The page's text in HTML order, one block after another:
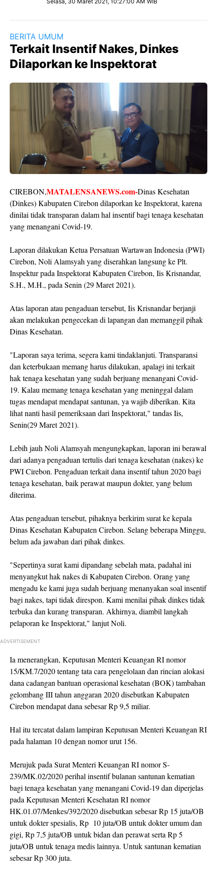
BERITA UMUM
Terkait Insentif Nakes, Dinkes
Dilaporkan ke Inspektorat
CIREBON,MATALENSANEWS.com-Dinas Kesehatan
(Dinkes) Kabupaten Cirebon dilaporkan ke Inspektorat, karena
dinilai tidak transparan dalam hal insentif bagi tenaga kesehatan
yang menangani Covid-19.
Laporan dilakukan Ketua Persatuan Wartawan Indonesia (PWI)
Cirebon, Noli Alamsyah yang diserahkan langsung ke Plt.
Inspektur pada Inspektorat Kabupaten Cirebon, Iis Krisnandar,
S.H., M.H., pada Senin (29 Maret 2021).
Atas laporan atau pengaduan tersebut, Iis Krisnandar berjanji
akan melakukan pengecekan di lapangan dan memanggil pihak
Dinas Kesehatan.
"Laporan saya terima, segera kami tindaklanjuti. Transparansi
dan keterbukaan memang harus dilakukan, apalagi ini terkait
hak tenaga kesehatan yang sudah berjuang menangani Covid-
19. Kalau memang tenaga kesehatan yang meninggal dalam
tugas mendapat mendapat santunan, ya wajib diberikan. Kita
lihat nanti hasil pemeriksaan dari Inspektorat," tandas Iis,
Senin(29 Maret 2021).
Lebih jauh Noli Alamsyah mengungkapkan, laporan ini berawal
dari adanya pengaduan tertulis dari tenaga kesehatan (nakes) ke
PWI Cirebon. Pengaduan terkait dana insentif tahun 2020 bagi
tenaga kesehatan, baik perawat maupun dokter, yang belum
diterima.
Atas pengaduan tersebut, pihaknya berkirim surat ke kepala
Dinas Kesehatan Kabupaten Cirebon. Selang beberapa Minggu,
belum ada jawaban dari pihak dinkes.
"Sepertinya surat kami dipandang sebelah mata, padahal ini
menyangkut hak nakes di Kabupaten Cirebon. Orang yang
mengadu ke kami juga sudah berjuang menanyakan soal insentif
bagi nakes, tapi tidak direspon. Kami menilai pihak dinkes tidak
terbuka dan kurang transparan. Akhirnya, diambil langkah
pelaporan ke Inspektorat," lanjut Noli.
ADVERTISEMENT
Ia menerangkan, Keputusan Menteri Keuangan RI nomor
15/KM.7/2020 tentang tata cara pengelolaan dan rincian alokasi
dana cadangan bantuan operasional kesehatan (BOK) tambahan
gelombang III tahun anggaran 2020 disebutkan Kabupaten
Cirebon mendapat dana sebesar Rp 9,5 miliar.
Hal itu tercatat dalam lampiran Keputusan Menteri Keuangan RI
pada halaman 10 dengan nomor urut 156.
Merujuk pada Surat Menteri Keuangan RI nomor S-
239/MK.02/2020 perihal insentif bulanan santunan kematian
bagi tenaga kesehatan yang menangani Covid-19 dan diperjelas
pada Keputusan Menteri Kesehatan RI nomor
HK.01.07/Menkes/392/2020 disebutkan sebesar Rp 15 juta/OB
untuk dokter spesialis, Rp 10 juta/OB untuk dokter umum dan
gigi, Rp 7,5 juta/OB untuk bidan dan perawat serta Rp 5
juta/OB untuk tenaga medis lainnya. Untuk santunan kematian
sebesar Rp 300 juta.